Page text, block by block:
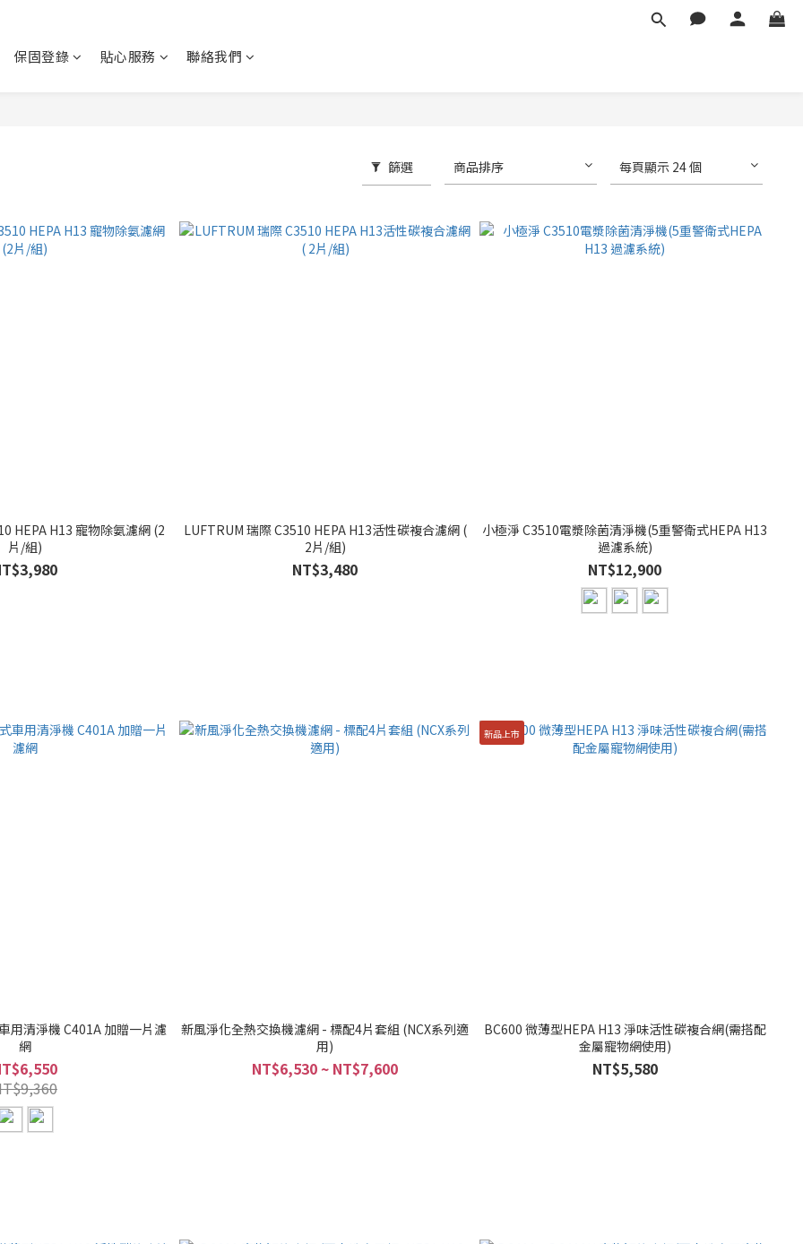
保固登錄 貼心服務 聯絡我們
篩選 商品排序 每頁顯示 24 個
HEPA H13 寵物除氨濾網 (2
片/組)
LUFTRUM 瑞際 C3510 HEPA H13活性碳複合濾網 (
2片/組)
NT$3,480
小極淨 C3510電漿除菌清淨機(5重警衛式HEPA H13
過濾系統)
NT$12,900
用清淨機 C401A 加贈一片濾
網
新風淨化全熱交換機濾網 - 標配4片套組 (NCX系列適
用)
NT$6,530 ~ NT$7,600
新品上市
BC600 微薄型HEPA H13 淨味活性碳複合網(需搭配
金屬寵物網使用)
NT$5,580